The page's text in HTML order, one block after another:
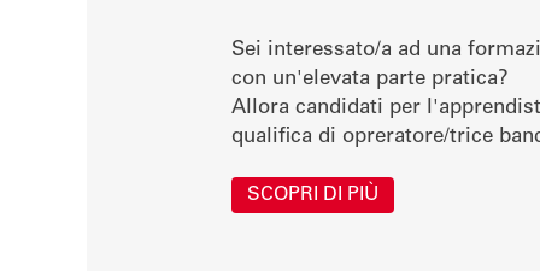
Sei interessato/a ad una
con un'elevata parte pratica?
Allora candidati per
qualifica di opreratore/trice
SCOPRI DI PIÙ